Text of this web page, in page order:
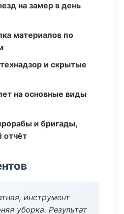
на замер в день
материалов по
и скрытые
на основные виды
и бригады,
отчёт
инструмент
уборка. Результат